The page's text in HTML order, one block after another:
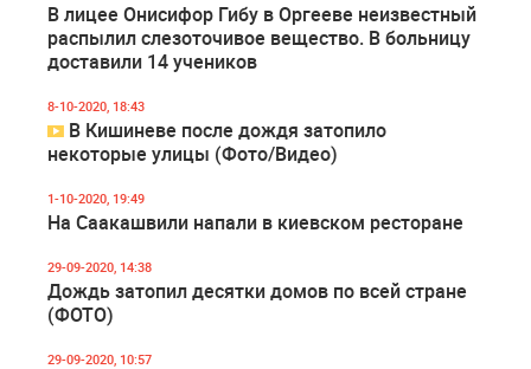
В лицее Онисифор Гибу в Оргееве неизвестный
распылил слезоточивое вещество. В больницу
доставили 14 учеников
8-10-2020, 18:43
В Кишиневе после дождя затопило
некоторые улицы (Фото/Видео)
1-10-2020, 19:49
На Саакашвили напали в киевском ресторане
29-09-2020, 14:38
Дождь затопил десятки домов по всей стране
(ФОТО)
29-09-2020, 10:57